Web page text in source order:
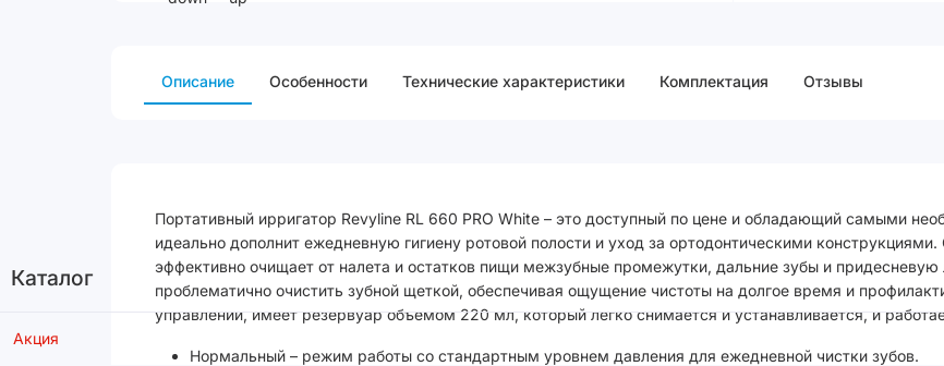
Каталог
Акция
Описание Особенности Технические характеристики Комплектация Отзывы
Портативный ирригатор Revyline RL 660 PRO White – это доступный по цене и обладающий самыми
идеально дополнит ежедневную гигиену ротовой полости и уход за ортодонтическими
эффективно очищает от налета и остатков пищи межзубные промежутки, дальние зубы и
проблематично очистить зубной щеткой, обеспечивая ощущение чистоты на долгое время и
управлении, имеет резервуар объемом 220 мл, который легко снимается и устанавливается, и
Нормальный – режим работы со стандартным уровнем давления для ежедневной чистки зубов.